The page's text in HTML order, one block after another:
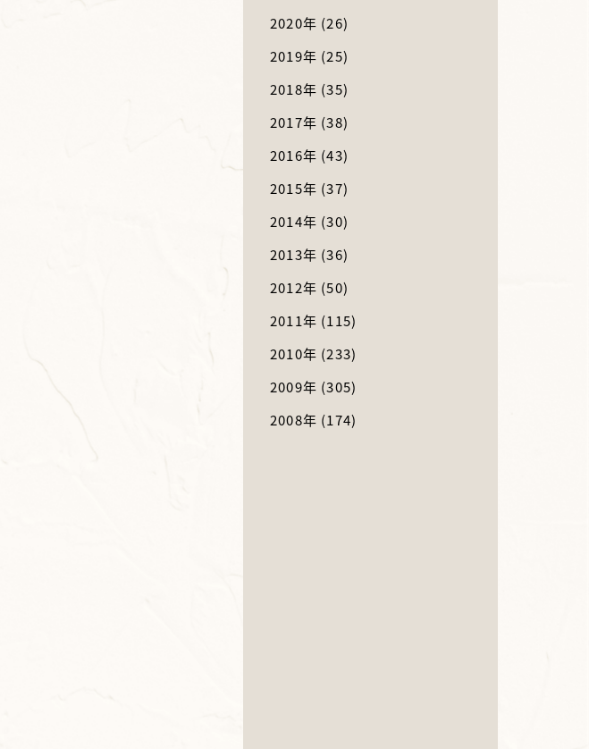
2020年 (26)
2019年 (25)
2018年 (35)
2017年 (38)
2016年 (43)
2015年 (37)
2014年 (30)
2013年 (36)
2012年 (50)
2011年 (115)
2010年 (233)
2009年 (305)
2008年 (174)